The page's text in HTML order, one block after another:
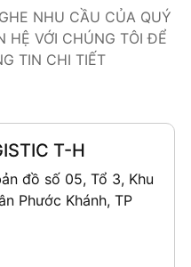
NHU CẦU CỦA QUÝ
HỆ VỚI CHÚNG TÔI ĐỂ
TIN CHI TIẾT
T-H
đồ số 05, Tổ 3, Khu
Phước Khánh, TP